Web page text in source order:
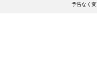
予告なく変